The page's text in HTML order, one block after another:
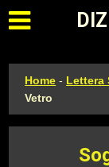
Apri il
Home - Lettera
Vetro